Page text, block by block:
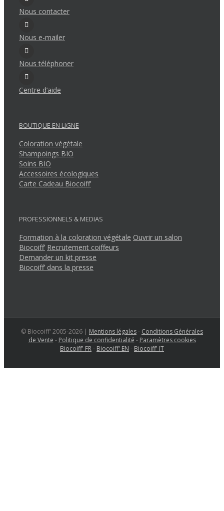
Nous contacter
Nous e-mailer
Nous téléphoner
Centre d’aide
BOUTIQUE EN LIGNE
Coloration végétale
Shampoings BIO
Soins BIO
Accessoires écologiques
Carte Cadeau Biocoiff’
PROFESSIONNELS & MEDIAS
Formation à la coloration végétale Ouvrir un salon
Biocoiff’ Recrutement coiffeurs
Demander un kit presse
Biocoiff’ dans la presse
© Biocoiff' 2005-2026 | Mentions légales- Conditions Générales
de Vente - Politique de confidentialité - Paramètres cookies
Biocoiff' FR- Biocoiff' EN - Biocoiff' IT